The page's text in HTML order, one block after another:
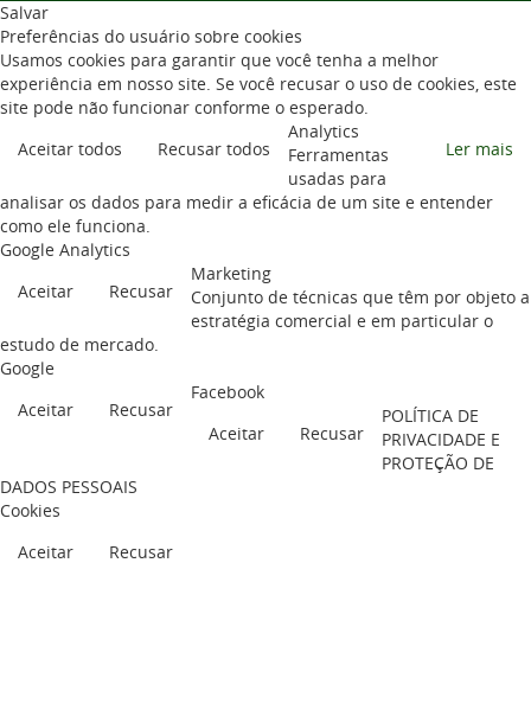
Salvar
Preferências do usuário sobre cookies
Usamos cookies para garantir que você tenha a melhor
experiência em nosso site. Se você recusar o uso de cookies, este
site pode não funcionar conforme o esperado.
Aceitar todos
Recusar todos Ler mais
Analytics
Ferramentas
usadas para
analisar os dados para medir a eficácia de um site e entender
como ele funciona.
Google Analytics
Aceitar
Recusar
Marketing
Conjunto de técnicas que têm por objeto a
estratégia comercial e em particular o
estudo de mercado.
Google
Aceitar
Recusar
Facebook
Aceitar
Recusar
POLÍTICA DE
PRIVACIDADE E
PROTEÇÃO DE
DADOS PESSOAIS
Cookies
Aceitar
Recusar